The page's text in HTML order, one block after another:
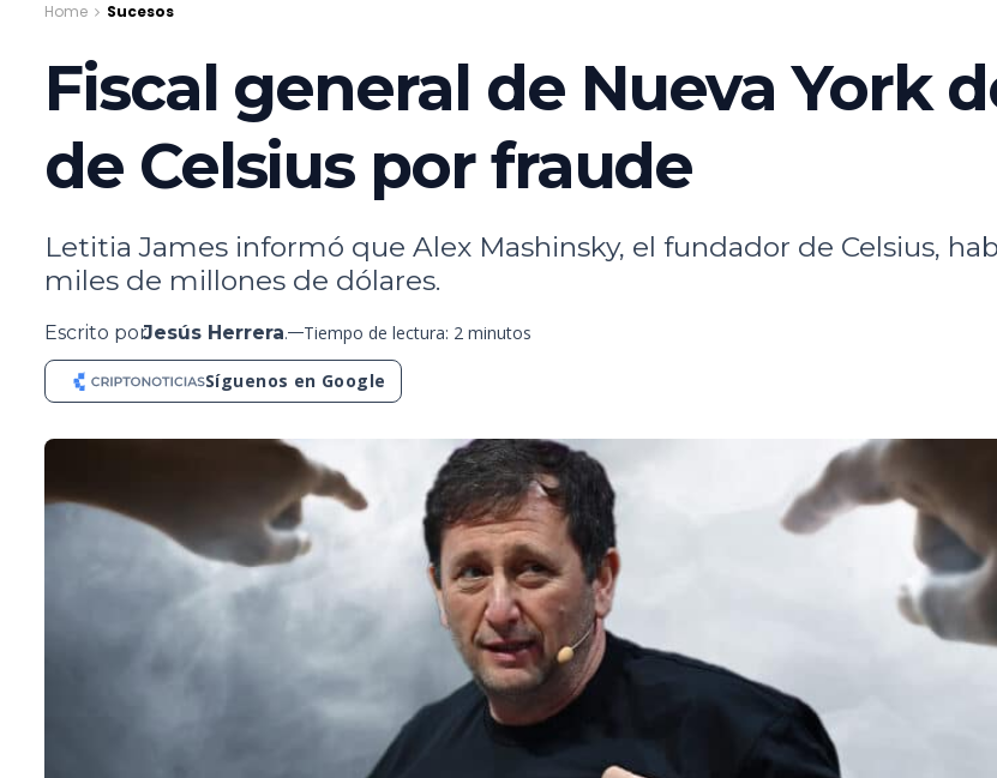
Home Sucesos
Fiscal general de Nueva York
de Celsius por fraude
Letitia James informó que Alex Mashinsky, el fundador de Celsius,
miles de millones de dólares.
Escrito porJesús Herrera. Tiempo de lectura: 2 minutos
Síguenos en Google